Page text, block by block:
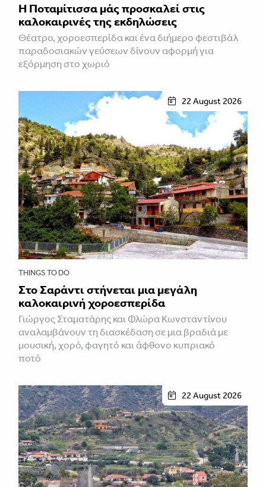
Η Ποταμίτισσα μάς προσκαλεί στις
καλοκαιρινές της εκδηλώσεις
Θέατρο, χοροεσπερίδα και ένα διήμερο φεστιβάλ
παραδοσιακών γεύσεων δίνουν αφορμή για
εξόρμηση στο χωριό
22 August 2026
THINGS TO DO
Στο Σαράντι στήνεται μια μεγάλη
καλοκαιρινή χοροεσπερίδα
Γιώργος Σταματάρης και Φλώρα Κωνσταντίνου
αναλαμβάνουν τη διασκέδαση σε μια βραδιά με
μουσική, χορό, φαγητό και άφθονο κυπριακό
ποτό
22 August 2026